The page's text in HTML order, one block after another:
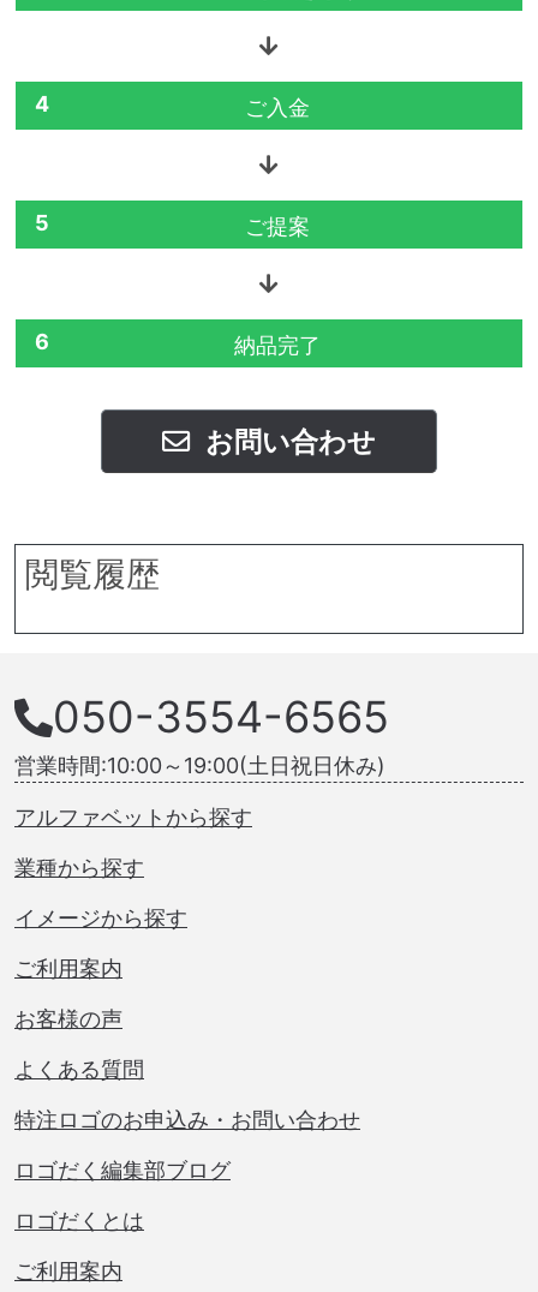
4 ご入金
5 ご提案
6 納品完了
お問い合わせ
閲覧履歴
050-3554-6565
営業時間:10:00～19:00(土日祝日休み)
アルファベットから探す
業種から探す
イメージから探す
ご利用案内
お客様の声
よくある質問
特注ロゴのお申込み・お問い合わせ
ロゴだく編集部ブログ
ロゴだくとは
ご利用案内